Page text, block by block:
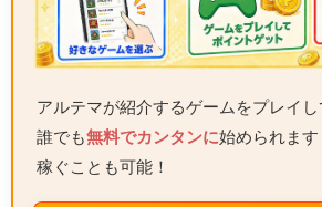
アルテマが紹介するゲームをプレイし
誰でも無料でカンタンに始められま
稼ぐことも可能！